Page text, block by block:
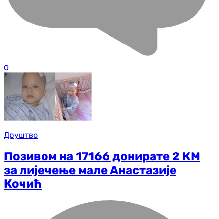
0
Друштво
Позивом на 17166 донирате 2 КМ
за лијечење мале Анастазије
Кочић